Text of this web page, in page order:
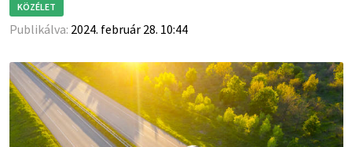
KÖZÉLET
Publikálva: 2024. február 28. 10:44